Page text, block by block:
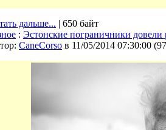
дальше... | 650 байт
: Эстонские пограничники довели
CaneCorso в 11/05/2014 07:30:00 (